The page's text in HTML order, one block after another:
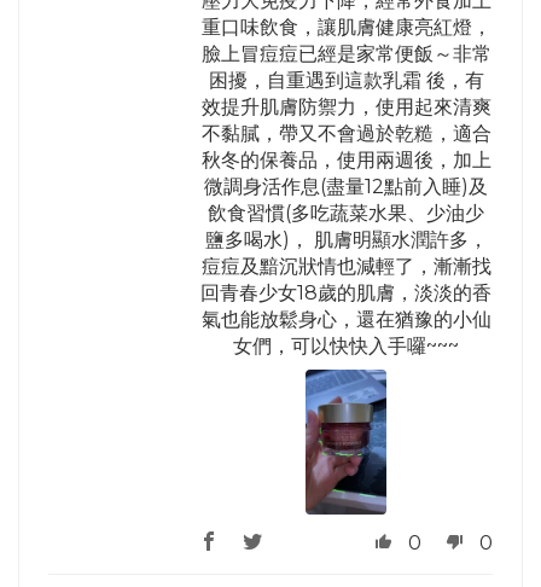
重口味飲食，讓肌膚健康亮紅燈，
臉上冒痘痘已經是家常便飯～非常
困擾，自重遇到這款乳霜 後，有
效提升肌膚防禦力，使用起來清爽
不黏膩，帶又不會過於乾糙，適合
秋冬的保養品，使用兩週後，加上
微調身活作息(盡量12點前入睡)及
飲食習慣(多吃蔬菜水果、少油少
鹽多喝水)， 肌膚明顯水潤許多，
痘痘及黯沉狀情也減輕了，漸漸找
回青春少女18歲的肌膚，淡淡的香
氣也能放鬆身心，還在猶豫的小仙
女們，可以快快入手囉~~~
0 0